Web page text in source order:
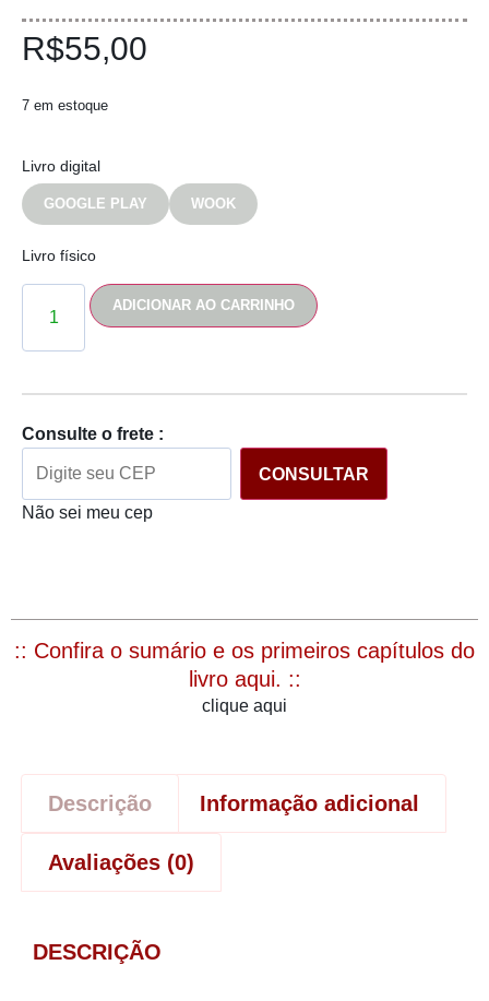
R$55,00
7 em estoque
Livro digital
GOOGLE PLAY WOOK
Livro físico
ADICIONAR AO CARRINHO
Consulte o frete :
CONSULTAR
Não sei meu cep
:: Confira o sumário e os primeiros capítulos do
livro aqui. ::
clique aqui
Descrição Informação adicional
Avaliações (0)
DESCRIÇÃO